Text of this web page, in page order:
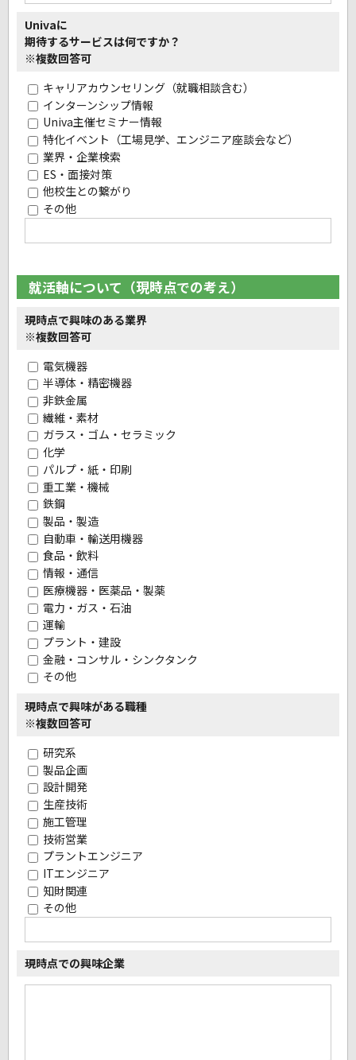
Univaに
期待するサービスは何ですか？
※複数回答可
キャリアカウンセリング（就職相談含む）
インターンシップ情報
Univa主催セミナー情報
特化イベント（工場見学、エンジニア座談会など）
業界・企業検索
ES・面接対策
他校生との繋がり
その他
就活軸について（現時点での考え）
現時点で興味のある業界
※複数回答可
電気機器
半導体・精密機器
非鉄金属
繊維・素材
ガラス・ゴム・セラミック
化学
パルプ・紙・印刷
重工業・機械
鉄鋼
製品・製造
自動車・輸送用機器
食品・飲料
情報・通信
医療機器・医薬品・製薬
電力・ガス・石油
運輸
プラント・建設
金融・コンサル・シンクタンク
その他
現時点で興味がある職種
※複数回答可
研究系
製品企画
設計開発
生産技術
施工管理
技術営業
プラントエンジニア
ITエンジニア
知財関連
その他
現時点での興味企業